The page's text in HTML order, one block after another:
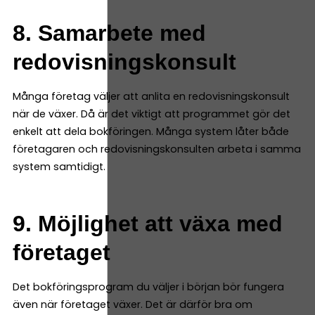
8. Samarbete med
redovisningskonsult
Många företag väljer att anlita en redovisningskonsult
när de växer. Då är det viktigt att programmet gör det
enkelt att dela bokföringen. Många system låter både
företagaren och redovisningskonsulten arbeta i samma
system samtidigt.
9. Möjlighet att växa med
företaget
Det bokföringsprogram du väljer i början bör fungera
även när företaget växer. Det är därför bra om